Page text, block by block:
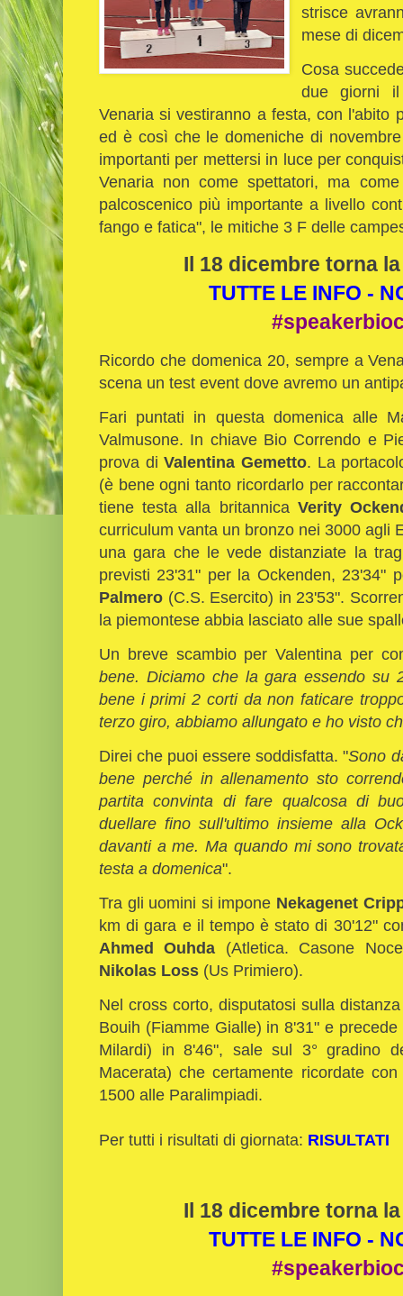
strisce
mese di
Cosa
due giorni
Venaria si vestiranno a festa, con l'abito
ed è così che le domeniche di
importanti per mettersi in luce per
Venaria non come spettatori, ma
palcoscenico più importante a livello
fango e fatica", le mitiche 3 F delle
Il 18 dicembre torna
TUTTE LE INFO -
Ricordo che domenica 20, sempre a
scena un test event dove avremo un
Fari puntati in questa domenica alle
Valmusone. In chiave Bio Correndo e
prova diValentina Gemetto. La
(è bene ogni tanto ricordarlo per
tiene testa alla britannica Verity
curriculum vanta un bronzo nei 3000 agli
una gara che le vede distanziate la
previsti 23'31" per la Ockenden, 23'34"
Palmero (C.S. Esercito) in 23'53".
la piemontese abbia lasciato alle sue
Un breve scambio per Valentina per
bene. Diciamo che la gara essendo su
bene i primi 2 corti da non faticare
terzo giro, abbiamo allungato e ho visto
Direi che puoi essere soddisfatta. "Sono
bene perché in allenamento sto
partita convinta di fare qualcosa di
duellare fino sull'ultimo insieme alla
davanti a me. Ma quando mi sono
testa a domenica".
Tra gli uomini si impone Nekagenet
km di gara e il tempo è stato di 30'12"
Ahmed Ouhda (Atletica. Casone
Nikolas Loss (Us Primiero).
Nel cross corto, disputatosi sulla
Bouih (Fiamme Gialle) in 8'31" e precede
Milardi) in 8'46", sale sul 3° gradino
Macerata) che certamente ricordate
1500 alle Paralimpiadi.
Per tutti i risultati di giornata: RISULTATI
Il 18 dicembre torna
TUTTE LE INFO -